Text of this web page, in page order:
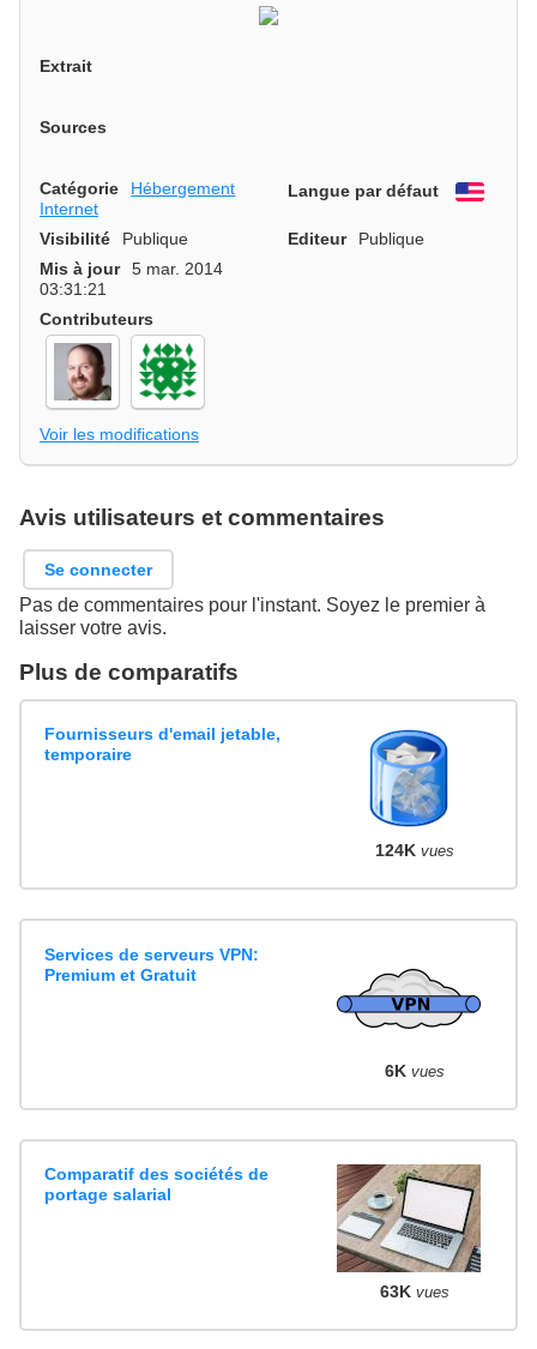
Extrait
Sources
Catégorie
Hébergement
Internet
Langue par défaut
Visibilité Publique Editeur
Publique
Mis à jour
5 mar. 2014
03:31:21
Contributeurs
Voir les modifications
Avis utilisateurs et commentaires
Se connecter
Pas de commentaires pour l'instant. Soyez le premier à
laisser votre avis.
Plus de comparatifs
Fournisseurs d'email jetable,
temporaire
124K vues
Services de serveurs VPN:
Premium et Gratuit
6K vues
Comparatif des sociétés de
portage salarial
63K vues